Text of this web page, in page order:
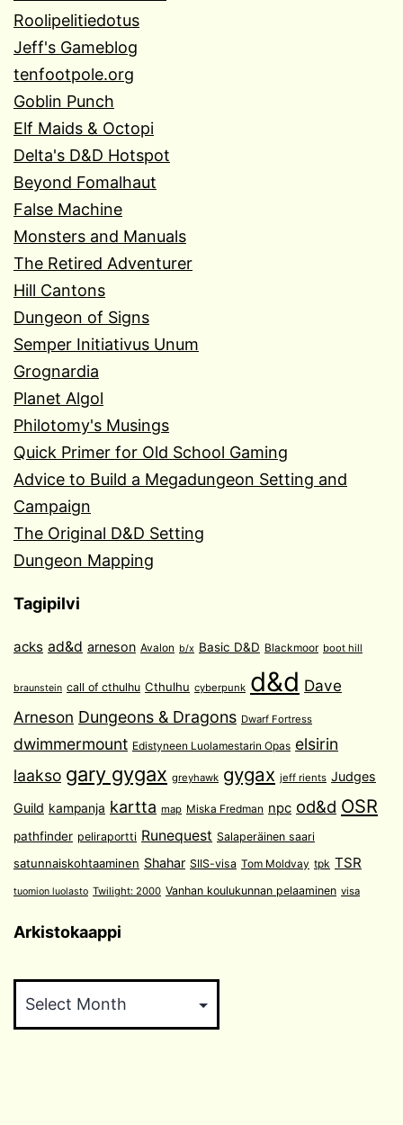
Roolipelitiedotus
Jeff's Gameblog
tenfootpole.org
Goblin Punch
Elf Maids & Octopi
Delta's D&D Hotspot
Beyond Fomalhaut
False Machine
Monsters and Manuals
The Retired Adventurer
Hill Cantons
Dungeon of Signs
Semper Initiativus Unum
Grognardia
Planet Algol
Philotomy's Musings
Quick Primer for Old School Gaming
Advice to Build a Megadungeon Setting and
Campaign
The Original D&D Setting
Dungeon Mapping
Tagipilvi
acks ad&d arneson Avalon b/x Basic D&D Blackmoor boot hill
braunstein call of cthulhu Cthulhu cyberpunk d&d Dave
Arneson Dungeons & Dragons Dwarf Fortress
dwimmermount Edistyneen Luolamestarin Opas elsirin
laakso gary gygax greyhawk gygax jeff rients Judges
Guild kampanja kartta map Miska Fredman npc od&d OSR
pathfinder peliraportti Runequest Salaperäinen saari
satunnaiskohtaaminen Shahar SIIS-visa Tom Moldvay tpk TSR
tuomion luolasto Twilight: 2000 Vanhan koulukunnan pelaaminen visa
Arkistokaappi